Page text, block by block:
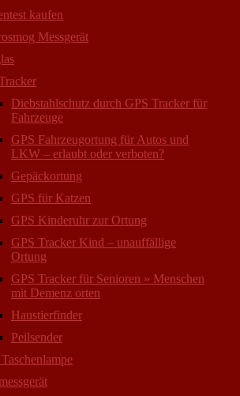
kaufen
Messgerät
Diebstahlschutz durch GPS Tracker für
Fahrzeuge
GPS Fahrzeugortung für Autos und
LKW – erlaubt oder verboten?
Gepäckortung
GPS für Katzen
GPS Kinderuhr zur Ortung
GPS Tracker Kind – unauffällige
Ortung
GPS Tracker für Senioren » Menschen
mit Demenz orten
Haustierfinder
Peilsender